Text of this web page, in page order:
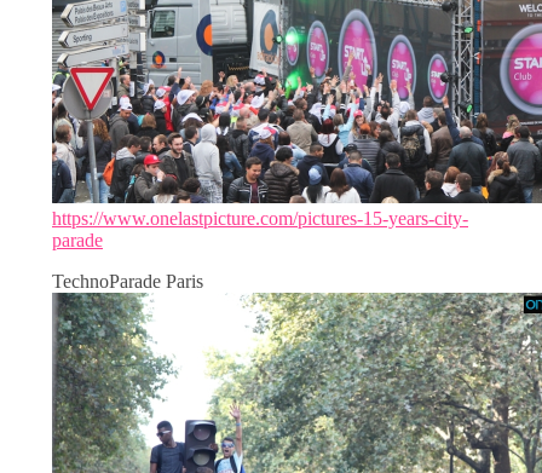
https://www.onelastpicture.com/pictures-15-years-city-
parade
TechnoParade Paris